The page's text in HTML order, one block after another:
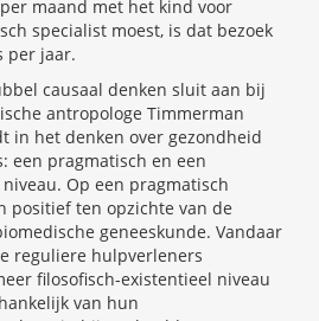
maand met het kind voor
specialist moest, is dat bezoek
per jaar.
causaal denken sluit aan bij
antropologe Timmerman
in het denken over gezondheid
een pragmatisch en een
Op een pragmatisch
positief ten opzichte van de
geneeskunde. Vandaar
reguliere hulpverleners
filosofisch-existentieel niveau
van hun